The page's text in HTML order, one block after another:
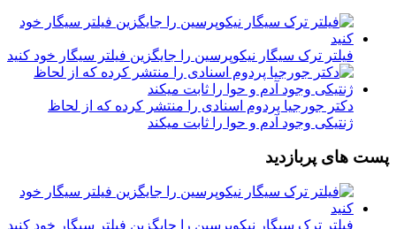
فیلتر ترک سیگار نیکوپرسین را جایگزین فیلتر سیگار خود کنید
دکتر جورجیا پردوم اسنادی را منتشر کرده که از لحاظ
ژنتیکی وجود آدم و حوا را ثابت میکند
پست های پربازدید
فیلتر ترک سیگار نیکوپرسین را جایگزین فیلتر سیگار خود کنید